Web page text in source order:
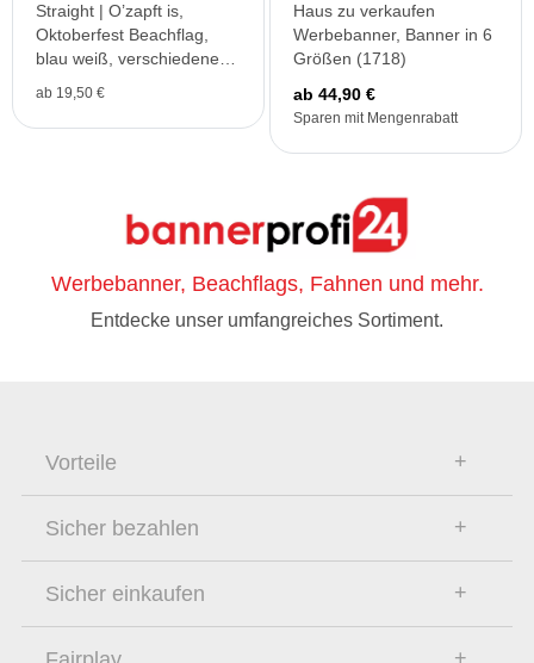
Straight | O’zapft is,
Oktoberfest Beachflag,
blau weiß, verschiedene
ab 19,50 €
Haus zu verkaufen
Werbebanner, Banner in 6
Größen (1718)
ab 44,90 €
Sparen mit Mengenrabatt
Werbebanner, Beachflags, Fahnen und mehr.
Entdecke unser umfangreiches Sortiment.
Vorteile
Sicher bezahlen
Sicher einkaufen